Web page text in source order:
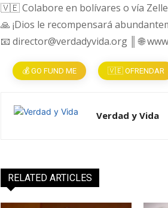
🇻🇪 Colabore en bolívares o vía Zelle
🙏 ¡Dios le recompensará
📧 director@verdadyvida.org ║ 🌐
💰 GO FUND ME 🇻🇪 OFRENDAR
Verdad y Vida
RELATED ARTICLES